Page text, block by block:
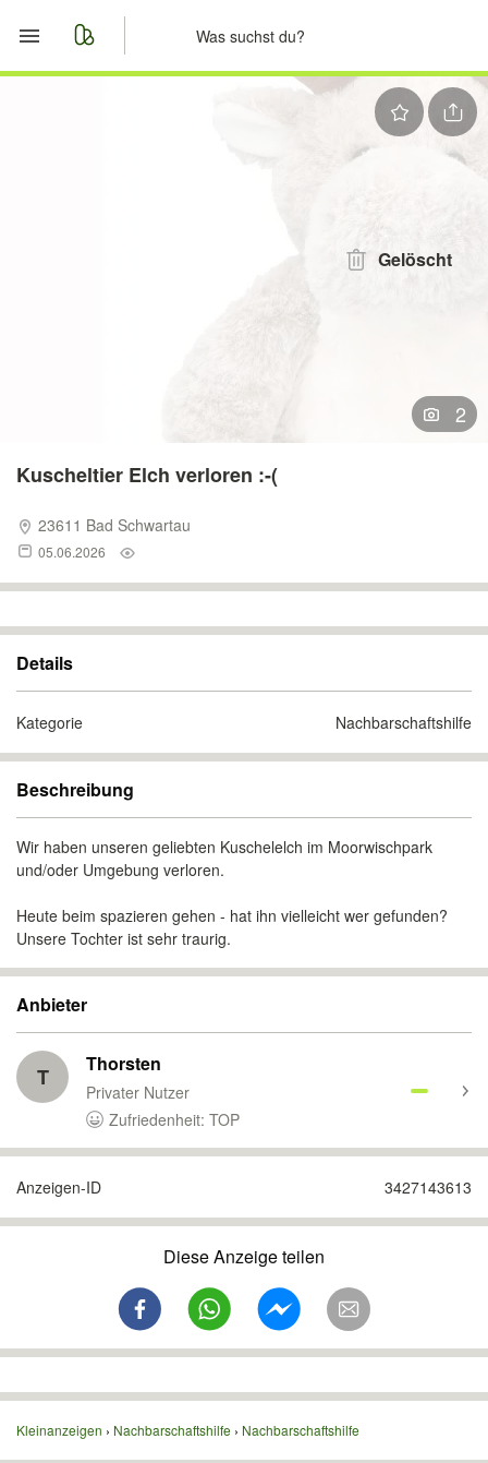
Gelöscht
2
Kuscheltier Elch verloren :-(
23611 Bad Schwartau
05.06.2026
Details
Kategorie Nachbarschaftshilfe
Beschreibung
Wir haben unseren geliebten Kuschelelch im Moorwischpark
und/oder Umgebung verloren.
Heute beim spazieren gehen - hat ihn vielleicht wer gefunden?
Unsere Tochter ist sehr traurig.
Anbieter
T Thorsten
Privater Nutzer
Zufriedenheit: TOP
Anzeigen-ID 3427143613
Diese Anzeige teilen
Kleinanzeigen Nachbarschaftshilfe Nachbarschaftshilfe